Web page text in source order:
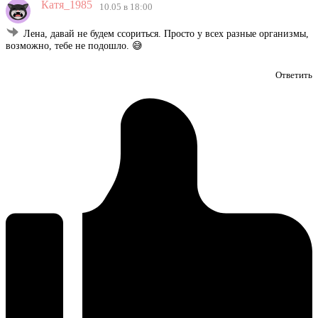
Катя_1985 10.05 в 18:00
Лена, давай не будем ссориться. Просто у всех разные организмы,
возможно, тебе не подошло. 😅
Ответить